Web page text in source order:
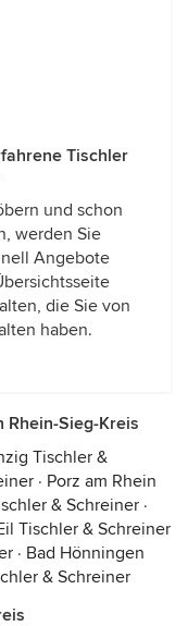
Tischler
und schon
werden Sie
Angebote
die Sie von
haben.
Rhein-Sieg-Kreis
Tischler &
· Porz am Rhein
& Schreiner ·
Tischler & Schreiner
· Bad Hönningen
& Schreiner